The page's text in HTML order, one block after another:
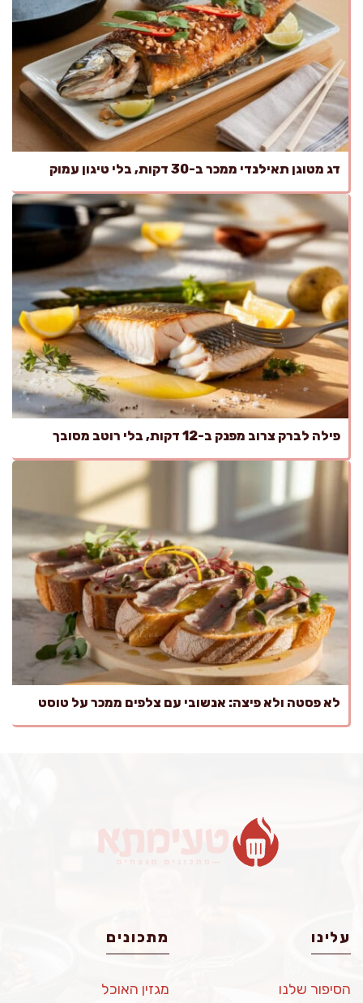
דג מטוגן תאילנדי ממכר ב-30 דקות, בלי טיגון עמוק
פילה לברק צרוב מפנק ב-12 דקות, בלי רוטב מסובך
לא פסטה ולא פיצה: אנשובי עם צלפים ממכר על טוסט
עלינו
הסיפור שלנו
מתכונים
מגזין האוכל